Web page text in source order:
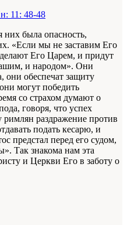
11: 48-48
была опасность,
«Если мы не заставим Его
Его Царем, и придут
и народом». Они
они обеспечат защиту
могут победить
со страхом думают о
говоря, что успех
раздражение против
подать кесарю, и
предстал перед его судом,
Так знакома нам эта
и Церкви Его в заботу о